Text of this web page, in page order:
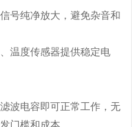
号纯净放大，避免杂音和
温度传感器提供稳定电
波电容即可正常工作，无